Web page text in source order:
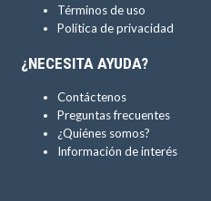
Términos de uso
Política de privacidad
¿NECESITA AYUDA?
Contáctenos
Preguntas frecuentes
¿Quiénes somos?
Información de interés